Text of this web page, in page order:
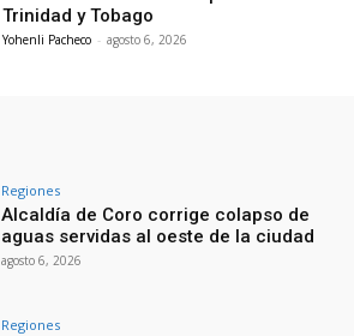
Trinidad y Tobago
Yohenli Pacheco - agosto 6, 2026
Regiones
Alcaldía de Coro corrige colapso de
aguas servidas al oeste de la ciudad
agosto 6, 2026
Regiones